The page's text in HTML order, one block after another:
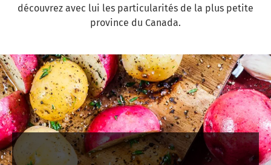
découvrez avec lui les particularités de la plus petite
province du Canada.